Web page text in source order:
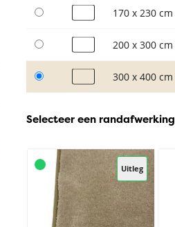
170 x 230 cm
200 x 300 cm
300 x 400 cm
Selecteer een randafwerking
Uitleg